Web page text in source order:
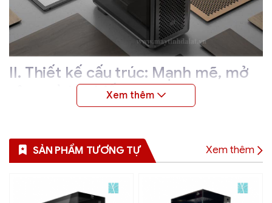
II. Thiết kế cấu trúc: Mạnh mẽ, mở
rộng và tùy biến
SẢN PHẨM TƯƠNG TỰ Xem thêm